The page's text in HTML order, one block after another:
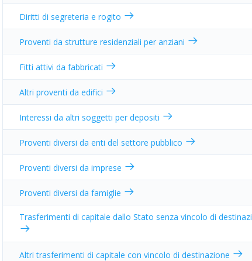
Diritti di segreteria e rogito
Proventi da strutture residenziali per anziani
Fitti attivi da fabbricati
Altri proventi da edifici
Interessi da altri soggetti per depositi
Proventi diversi da enti del settore pubblico
Proventi diversi da imprese
Proventi diversi da famiglie
Trasferimenti di capitale dallo Stato senza vincolo di
Altri trasferimenti di capitale con vincolo di destinazione